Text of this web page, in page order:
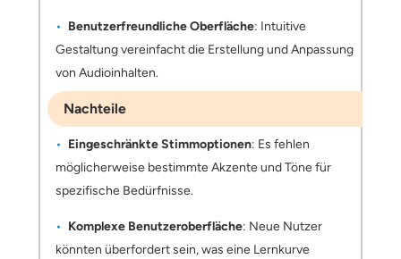
Benutzerfreundliche Oberfläche: Intuitive
Gestaltung vereinfacht die Erstellung und Anpassung
von Audioinhalten.
Nachteile
Eingeschränkte Stimmoptionen: Es fehlen
möglicherweise bestimmte Akzente und Töne für
spezifische Bedürfnisse.
Komplexe Benutzeroberfläche: Neue Nutzer
könnten überfordert sein, was eine Lernkurve